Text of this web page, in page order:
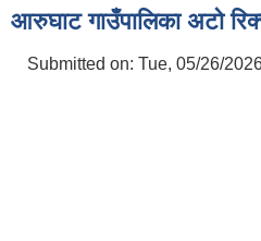
आरुघाट गाउँपालिका अटो
Submitted on: Tue, 05/26/